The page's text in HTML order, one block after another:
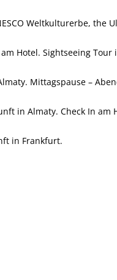
Weltkulturerbe, the
Hotel. Sightseeing Tour
Mittagspause –
in Almaty. Check In am
in Frankfurt.